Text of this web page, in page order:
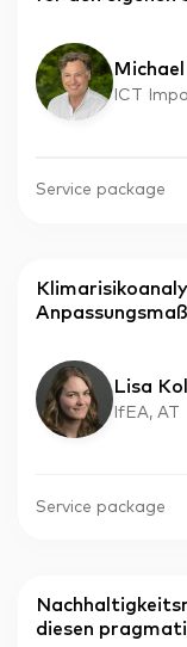
ICT
Service package
Lisa
IfEA, AT
Service package
diesen